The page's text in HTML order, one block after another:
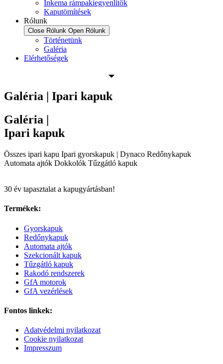
Inkema rámpakiegyenlítők
Kaputömítések
Rólunk
Close Rólunk Open Rólunk
Történetünk
Galéria
Elérhetőségek
Galéria | Ipari kapuk
Galéria |
Ipari kapuk
Összes ipari kapu Ipari gyorskapuk | Dynaco Redőnykapuk
Automata ajtók Dokkolók Tűzgátló kapuk
30 év tapasztalat a kapugyártásban!
Termékek:
Gyorskapuk
Redőnykapuk
Automata ajtók
Szekcionált kapuk
Tűzgátló kapuk
Rakodó rendszerek
GfA motorok
GfA vezérlések
Fontos linkek:
Adatvédelmi nyilatkozat
Cookie nyilatkozat
Impresszum